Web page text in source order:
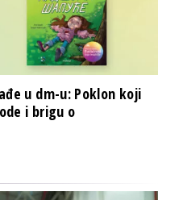
u dm-u: Poklon koji
i brigu o